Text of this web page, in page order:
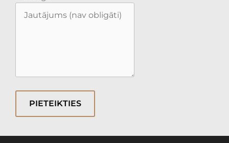
PIETEIKTIES